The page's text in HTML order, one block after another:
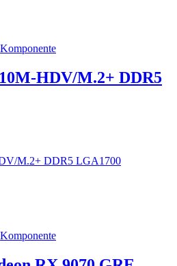
Komponente
HDV/M.2+ DDR5
M.2+ DDR5 LGA1700
Komponente